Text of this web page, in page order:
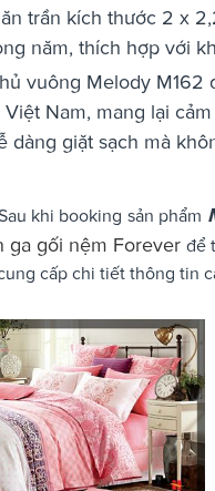
trần kích thước 2 x
năm, thích hợp với
vuông Melody M162
Việt Nam, mang lại
dàng giặt sạch mà
khi booking sản phẩm
ga gối nệm Forever để
cấp chi tiết thông tin